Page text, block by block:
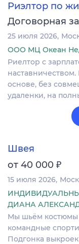
Риэлтор по
Договорная
25 июля 2026
ООО МЦ Океан
Риелтор с
основе, без
удаленки, на
Швея
от 40 000 ₽
15 июля 2026
ДИАНА
Мы шьём костюмы
командные
Подгонка